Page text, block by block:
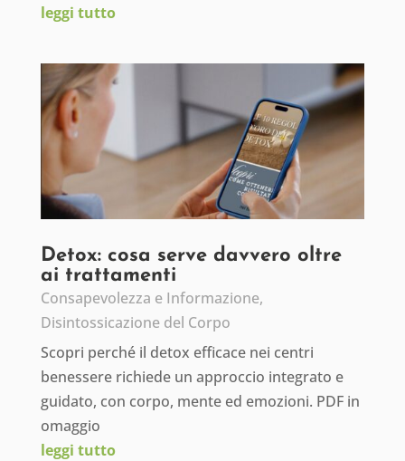
leggi tutto
Detox: cosa serve davvero oltre
ai trattamenti
Consapevolezza e Informazione,
Disintossicazione del Corpo
Scopri perché il detox efficace nei centri
benessere richiede un approccio integrato e
guidato, con corpo, mente ed emozioni. PDF in
omaggio
leggi tutto